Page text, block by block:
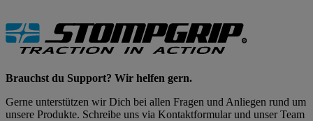
Brauchst du Support? Wir helfen gern.
Gerne unterstützen wir Dich bei allen Fragen und Anliegen rund um
unsere Produkte. Schreibe uns via Kontaktformular und unser Team